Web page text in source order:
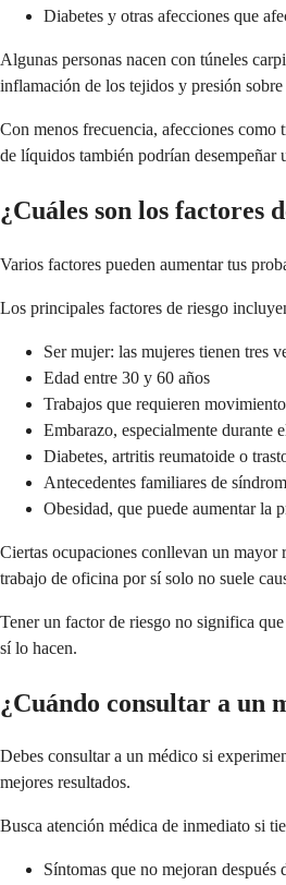
Diabetes y otras afecciones que
Algunas personas nacen con túneles
inflamación de los tejidos y presión
Con menos frecuencia, afecciones como
de líquidos también podrían desempeñar
¿Cuáles son los factores
Varios factores pueden aumentar tus
Los principales factores de riesgo
Ser mujer: las mujeres tienen tres
Edad entre 30 y 60 años
Trabajos que requieren
Embarazo, especialmente durante
Diabetes, artritis reumatoide o
Antecedentes familiares de
Obesidad, que puede aumentar la
Ciertas ocupaciones conllevan un mayor
trabajo de oficina por sí solo no suele
Tener un factor de riesgo no significa
sí lo hacen.
¿Cuándo consultar a un
Debes consultar a un médico si
mejores resultados.
Busca atención médica de inmediato si
Síntomas que no mejoran después